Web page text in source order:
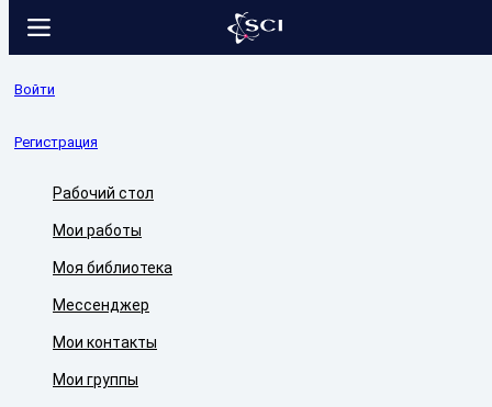
Войти
Регистрация
Рабочий стол
Мои работы
Моя библиотека
Мессенджер
Мои контакты
Мои группы